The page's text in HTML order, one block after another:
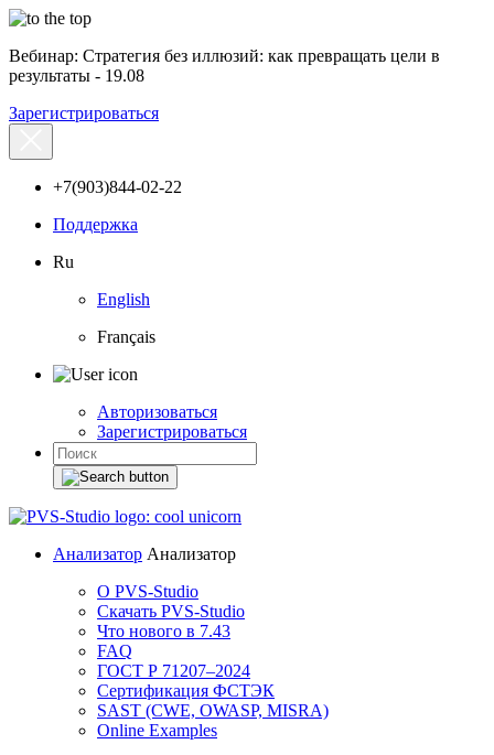
Вебинар: Стратегия без иллюзий: как превращать цели в
результаты - 19.08
Зарегистрироваться
+7(903)844-02-22
Поддержка
Ru
English
Français
Авторизоваться
Зарегистрироваться
Анализатор Анализатор
О PVS-Studio
Скачать PVS-Studio
Что нового в 7.43
FAQ
ГОСТ Р 71207–2024
Сертификация ФСТЭК
SAST (CWE, OWASP, MISRA)
Online Examples